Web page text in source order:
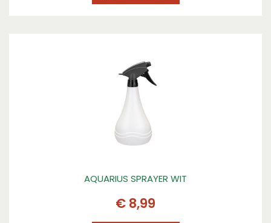
AQUARIUS SPRAYER WIT
€ 8,99